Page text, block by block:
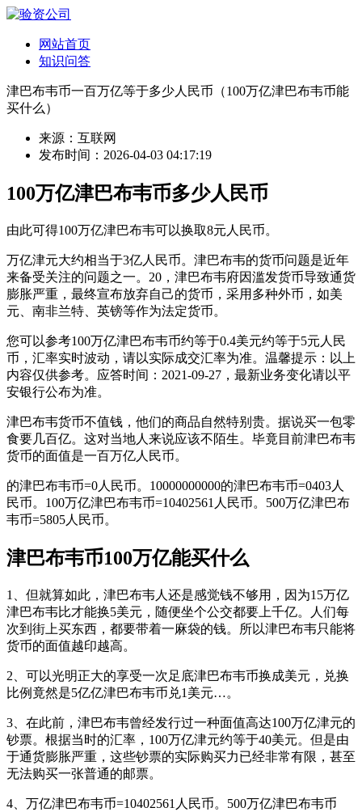
网站首页
知识问答
津巴布韦币一百万亿等于多少人民币（100万亿津巴布韦币能
买什么）
来源：互联网
发布时间：2026-04-03 04:17:19
100万亿津巴布韦币多少人民币
由此可得100万亿津巴布韦可以换取8元人民币。
万亿津元大约相当于3亿人民币。津巴布韦的货币问题是近年
来备受关注的问题之一。20，津巴布韦府因滥发货币导致通货
膨胀严重，最终宣布放弃自己的货币，采用多种外币，如美
元、南非兰特、英镑等作为法定货币。
您可以参考100万亿津巴布韦币约等于0.4美元约等于5元人民
币，汇率实时波动，请以实际成交汇率为准。温馨提示：以上
内容仅供参考。应答时间：2021-09-27，最新业务变化请以平
安银行公布为准。
津巴布韦货币不值钱，他们的商品自然特别贵。据说买一包零
食要几百亿。这对当地人来说应该不陌生。毕竟目前津巴布韦
货币的面值是一百万亿人民币。
的津巴布韦币=0人民币。10000000000的津巴布韦币=0403人
民币。100万亿津巴布韦币=10402561人民币。500万亿津巴布
韦币=5805人民币。
津巴布韦币100万亿能买什么
1、但就算如此，津巴布韦人还是感觉钱不够用，因为15万亿
津巴布韦比才能换5美元，随便坐个公交都要上千亿。人们每
次到街上买东西，都要带着一麻袋的钱。所以津巴布韦只能将
货币的面值越印越高。
2、可以光明正大的享受一次足底津巴布韦币换成美元，兑换
比例竟然是5亿亿津巴布韦币兑1美元…。
3、在此前，津巴布韦曾经发行过一种面值高达100万亿津元的
钞票。根据当时的汇率，100万亿津元约等于40美元。但是由
于通货膨胀严重，这些钞票的实际购买力已经非常有限，甚至
无法购买一张普通的邮票。
4、万亿津巴布韦币=10402561人民币。500万亿津巴布韦币